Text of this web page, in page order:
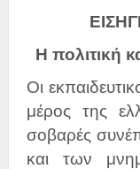
Η πολιτική
Οι
μέρος της
σοβαρές
και των